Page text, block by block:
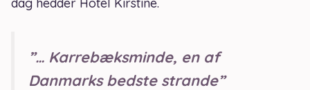
dag hedder Hotel Kirstine.
”… Karrebæksminde, en af
Danmarks bedste strande”